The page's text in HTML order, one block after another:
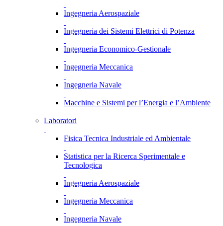
Ingegneria Aerospaziale
Ingegneria dei Sistemi Elettrici di Potenza
Ingegneria Economico-Gestionale
Ingegneria Meccanica
Ingegneria Navale
Macchine e Sistemi per l’Energia e l’Ambiente
Laboratori
Fisica Tecnica Industriale ed Ambientale
Statistica per la Ricerca Sperimentale e
Tecnologica
Ingegneria Aerospaziale
Ingegneria Meccanica
Ingegneria Navale